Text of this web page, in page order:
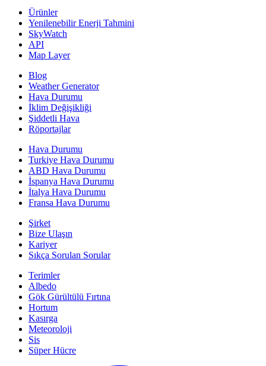
Ürünler
Yenilenebilir Enerji Tahmini
SkyWatch
API
Map Layer
Blog
Weather Generator
Hava Durumu
İklim Değişikliği
Şiddetli Hava
Röportajlar
Hava Durumu
Turkiye Hava Durumu
ABD Hava Durumu
İspanya Hava Durumu
İtalya Hava Durumu
Fransa Hava Durumu
Şirket
Bize Ulaşın
Kariyer
Sıkça Sorulan Sorular
Terimler
Albedo
Gök Gürültülü Fırtına
Hortum
Kasırga
Meteoroloji
Sis
Süper Hücre